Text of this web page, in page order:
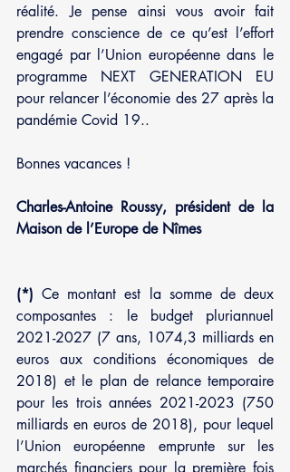
réalité. Je pense ainsi vous avoir fait
prendre conscience de ce qu’est l’effort
engagé par l’Union européenne dans le
programme NEXT GENERATION EU
pour relancer l’économie des 27 après la
pandémie Covid 19..
Bonnes vacances !
Charles-Antoine Roussy, président de la
Maison de l’Europe de Nîmes
(*) Ce montant est la somme de deux
composantes : le budget pluriannuel
2021-2027 (7 ans, 1074,3 milliards en
euros aux conditions économiques de
2018) et le plan de relance temporaire
pour les trois années 2021-2023 (750
milliards en euros de 2018), pour lequel
l’Union européenne emprunte sur les
marchés financiers pour la première fois